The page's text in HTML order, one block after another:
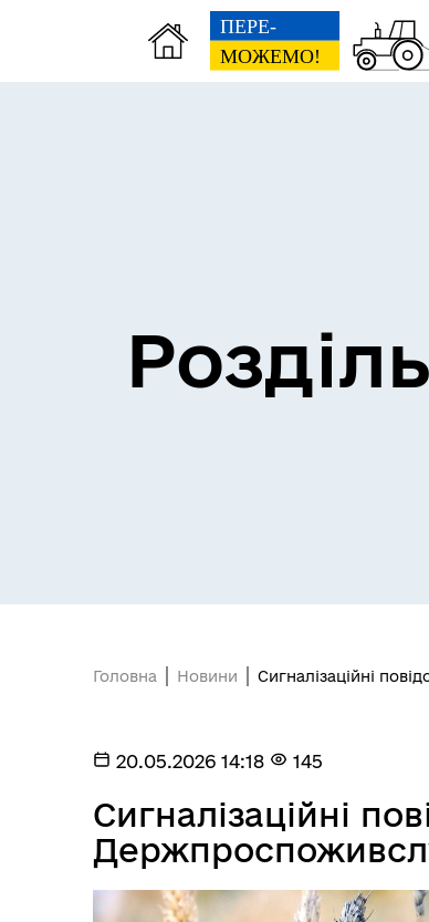
Засідання виконавчого
комітету
Головна Новини Сигналізаційні
20.05.2026 14:18 145
Сигналізаційні